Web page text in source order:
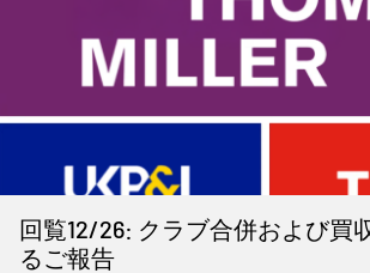
回覧12/26: クラブ合併および買
るご報告